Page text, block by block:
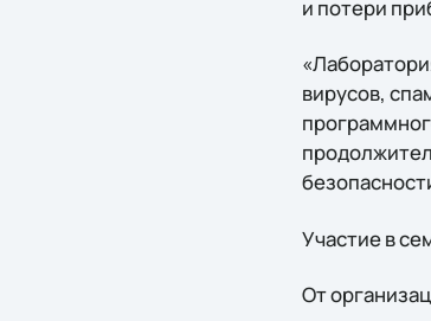
и потери
вирусов,
Участие в
От